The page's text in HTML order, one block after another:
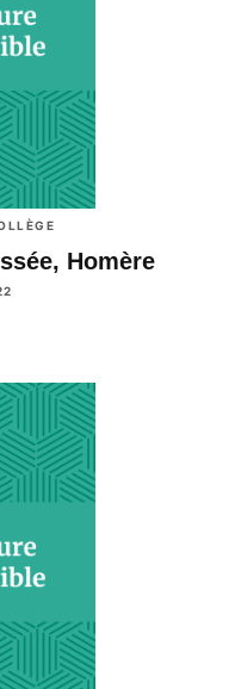
Homère